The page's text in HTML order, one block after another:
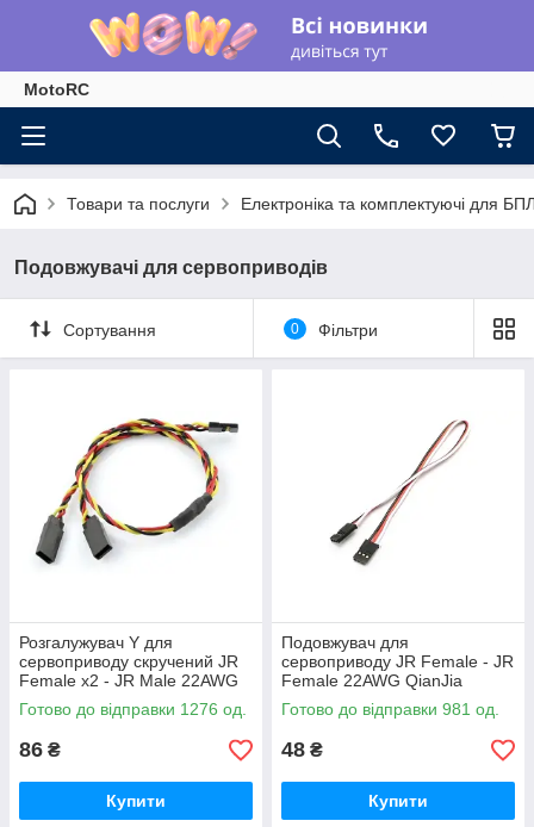
MotoRC
Товари та послуги Електроніка та комплектуючі для
Подовжувачі для сервоприводів
Сортування 0 Фільтри
Розгалужувач Y для
сервоприводу скручений JR
Female х2 - JR Male 22AWG
AMASS довжиною 30 см - 1
шт.
Готово до відправки 1276 од.
86 ₴
Купити
Подовжувач для
сервоприводу JR Female - JR
Female 22AWG QianJia
довжиною 45 см - 1 шт.
Готово до відправки 981 од.
48 ₴
Купити